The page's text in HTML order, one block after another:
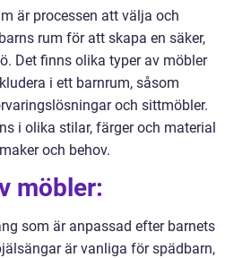
är processen att välja och
rum för att skapa en säker,
Det finns olika typer av möbler
i ett barnrum, såsom
och sittmöbler.
i olika stilar, färger och material
och behov.
möbler:
som är anpassad efter barnets
är vanliga för spädbarn,